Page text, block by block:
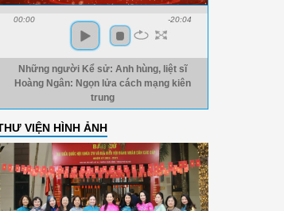
00:00 -20:04
Những người Kể sử: Anh hùng, liệt sĩ
Hoàng Ngân: Ngọn lửa cách mạng kiên
trung
VIỆN HÌNH ẢNH